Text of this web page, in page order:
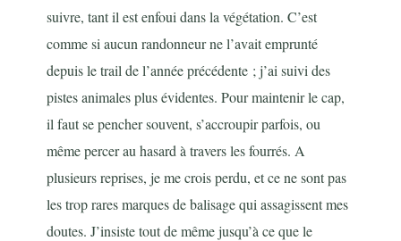
suivre, tant il est enfoui dans la végétation. C’est
comme si aucun randonneur ne l’avait emprunté
depuis le trail de l’année précédente ; j’ai suivi des
pistes animales plus évidentes. Pour maintenir le cap,
il faut se pencher souvent, s’accroupir parfois, ou
même percer au hasard à travers les fourrés. A
plusieurs reprises, je me crois perdu, et ce ne sont pas
les trop rares marques de balisage qui assagissent mes
doutes. J’insiste tout de même jusqu’à ce que le